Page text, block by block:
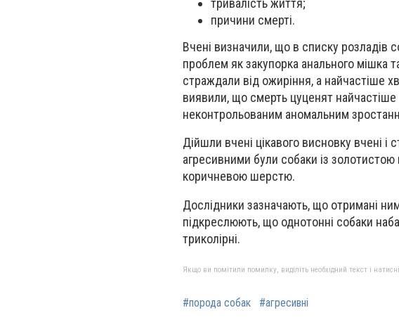
тривалість життя;
причини смерті.
Вчені визначили, що в списку розладів
проблем як закупорка анального мішка
страждали від ожиріння, а найчастіше
виявили, що смерть цуценят найчастіше
неконтрольованим аномальним
Дійшли вчені цікавого висновку вчені
агресивними були собаки із
коричневою шерстю.
Дослідники зазначають, що отримані
підкреслюють, що однотонні собаки
триколірні.
Якщо ви помітили помилку, виділіть необхідний текст і
#порода собак #агресивні